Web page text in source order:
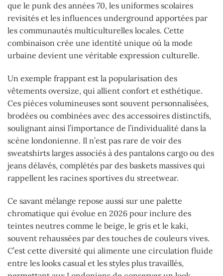
que le punk des années 70, les uniformes scolaires
revisités et les influences underground apportées par
les communautés multiculturelles locales. Cette
combinaison crée une identité unique où la mode
urbaine devient une véritable expression culturelle.
Un exemple frappant est la popularisation des
vêtements oversize, qui allient confort et esthétique.
Ces pièces volumineuses sont souvent personnalisées,
brodées ou combinées avec des accessoires distinctifs,
soulignant ainsi l’importance de l’individualité dans la
scène londonienne. Il n’est pas rare de voir des
sweatshirts larges associés à des pantalons cargo ou des
jeans délavés, complétés par des baskets massives qui
rappellent les racines sportives du streetwear.
Ce savant mélange repose aussi sur une palette
chromatique qui évolue en 2026 pour inclure des
teintes neutres comme le beige, le gris et le kaki,
souvent rehaussées par des touches de couleurs vives.
C’est cette diversité qui alimente une circulation fluide
entre les looks casual et les styles plus travaillés,